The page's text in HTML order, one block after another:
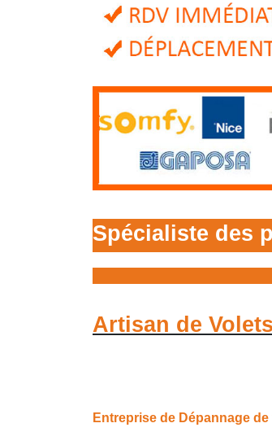
Spécialiste des
Artisan de
Entreprise de Dépannage